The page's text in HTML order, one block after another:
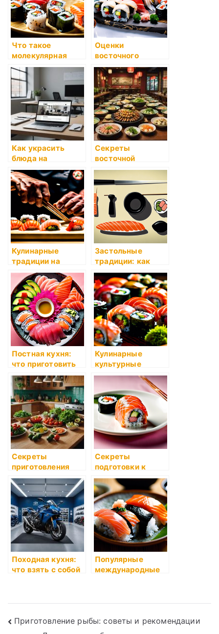
Что такое
молекулярная
кухня
Оценки
восточного
сервирования
блюд суши и
сашими
Как украсить
блюда на
праздничный стол
Секреты
восточной
кулинарии от кафе
«Кунг-Фу Панда»
Кулинарные
традиции на
Новый год
Застольные
традиции: как
накрыть стол
Постная кухня:
что приготовить
Кулинарные
культурные
различия
Секреты
приготовления
идеального
бульона
Секреты
подготовки к
праздничным
торжествам
Походная кухня:
что взять с собой
Популярные
международные
Навигация
Приготовление рыбы: советы и рекомендации